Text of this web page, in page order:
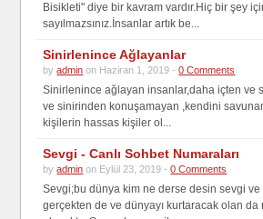
Bisikleti" diye bir kavram vardır.Hiç bir şey
sayılmazsınız.İnsanlar artık be...
Sinirlenince Ağlayanlar
byadmin on Haziran 1, 2019 -0 Comments
Sinirlenince ağlayan insanlar,daha içten ve
ve sinirinden konuşamayan ,kendini
kişilerin hassas kişiler ol...
Sevgi - Canlı Sohbet Numaraları
byadmin on Eylül 23, 2019 -0 Comments
Sevgi;bu dünya kim ne derse desin sevgi
gerçekten de ve dünyayı kurtaracak olan da